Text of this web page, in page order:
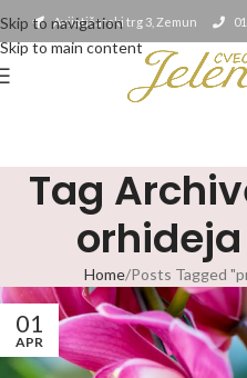
Skip to navigation
Skip to main content
Avijatičarski trg 3, Zemun
Tag
Home Posts Tagged
01
APR